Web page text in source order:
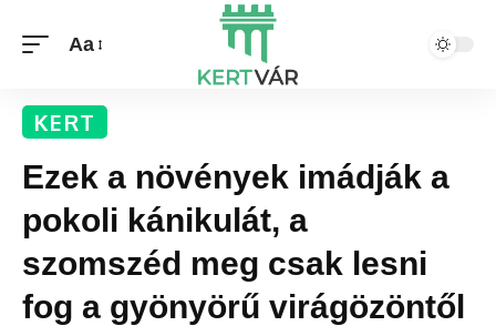
Aa
KERT
Ezek a növények imádják a
pokoli kánikulát, a
szomszéd meg csak lesni
fog a gyönyörű virágözöntől